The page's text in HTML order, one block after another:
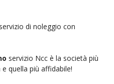
di noleggio con
servizio Ncc è la società più
quella più affidabile!